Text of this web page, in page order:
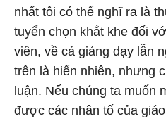
nhất tôi có thể nghĩ ra là
tuyển chọn khắt khe đối
viên, về cả giảng dạy lẫn
trên là hiển nhiên, nhưng
luận. Nếu chúng ta muốn
được các nhân tố của